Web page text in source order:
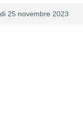
25 novembre 2023